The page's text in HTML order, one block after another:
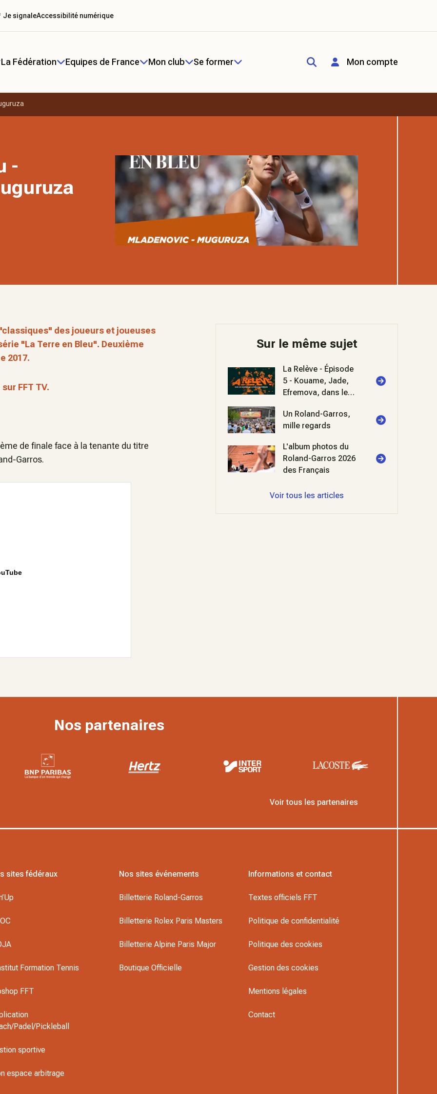
La Fédération Equipes de France Mon club Se former Mon compte
Je signaleAccessibilité numérique
-
des joueurs et joueuses
"La Terre en Bleu". Deuxième
2017.
FFT TV.
de finale face à la tenante du titre
Garros.
Sur le même sujet
La Relève - Épisode
5 - Kouame, Jade,
Efremova, dans les
Roland-Garros 2026
Un Roland-Garros,
mille regards
L'album photos du
Roland-Garros 2026
des Français
Voir tous les articles
Nos partenaires
Voir tous les partenaires
sites fédéraux
Formation Tennis
FFT
Padel/Pickleball
sportive
espace arbitrage
Nos sites événements
Billetterie Roland-Garros
Billetterie Rolex Paris Masters
Billetterie Alpine Paris Major
Boutique Officielle
Informations et contact
Textes officiels FFT
Politique de confidentialité
Politique des cookies
Gestion des cookies
Mentions légales
Contact